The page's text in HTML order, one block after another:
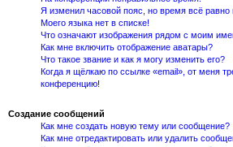
Я изменил часовой пояс, но время всё равно
Моего языка нет в списке!
Что означают изображения рядом с моим
Как мне включить отображение аватары?
Что такое звание и как я могу изменить его?
Когда я щёлкаю по ссылке «email», от меня
конференцию!
Создание сообщений
Как мне создать новую тему или сообщение?
Как мне отредактировать или удалить